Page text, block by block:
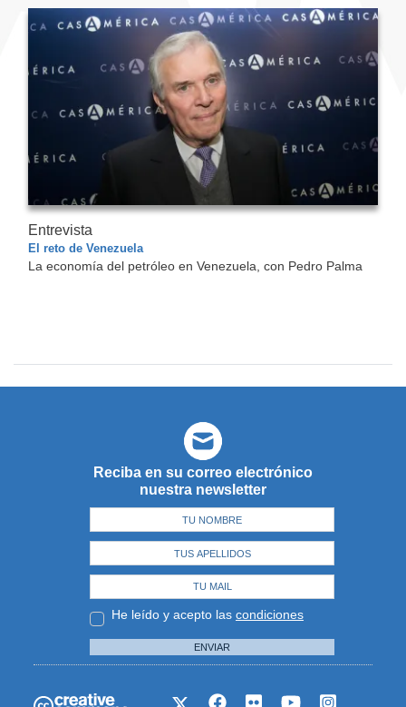
Entrevista
El reto de Venezuela
La economía del petróleo en Venezuela, con Pedro Palma
Reciba en su correo electrónico
nuestra newsletter
He leído y acepto las condiciones
ENVIAR